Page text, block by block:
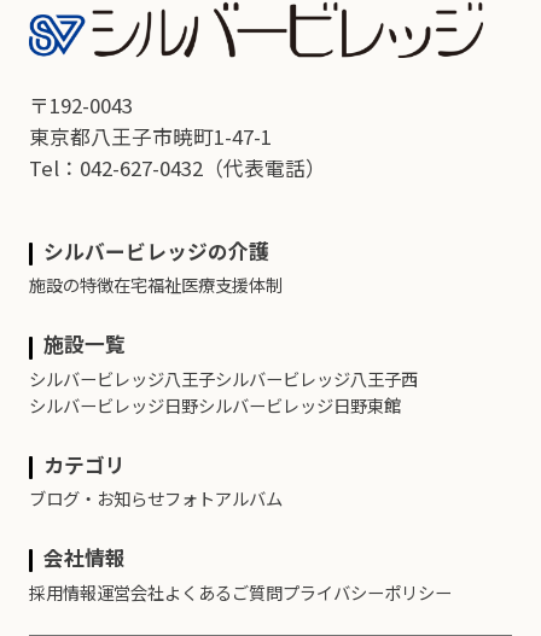
〒192-0043
東京都八王子市暁町1-47-1
Tel：042-627-0432（代表電話）
シルバービレッジの介護
施設の特徴在宅福祉医療支援体制
施設一覧
シルバービレッジ八王子シルバービレッジ八王子西
シルバービレッジ日野シルバービレッジ日野東館
カテゴリ
ブログ・お知らせフォトアルバム
会社情報
採用情報運営会社よくあるご質問プライバシーポリシー